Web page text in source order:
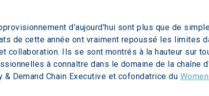
d'aujourd'hui sont plus que de
de cette année ont vraiment repoussé les limites
collaboration. Ils se sont montrés à la hauteur sur
à connaître dans le domaine de la chaîne
Demand Chain Executive et cofondatrice du